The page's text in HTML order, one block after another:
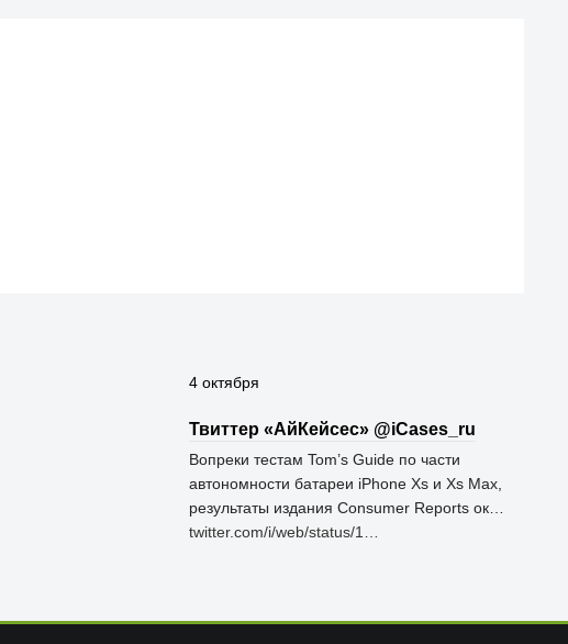
4 октября
Твиттер «АйКейсес» ‏@iCases_ru
Вопреки тестам Tom’s Guide по части
автономности батареи iPhone Xs и Xs Max,
результаты издания Consumer Reports ок…
twitter.com/i/web/status/1…